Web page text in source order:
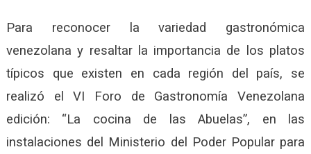
Para reconocer la variedad gastronómica
venezolana y resaltar la importancia de los platos
típicos que existen en cada región del país, se
realizó el VI Foro de Gastronomía Venezolana
edición: “La cocina de las Abuelas”, en las
instalaciones del Ministerio del Poder Popular para